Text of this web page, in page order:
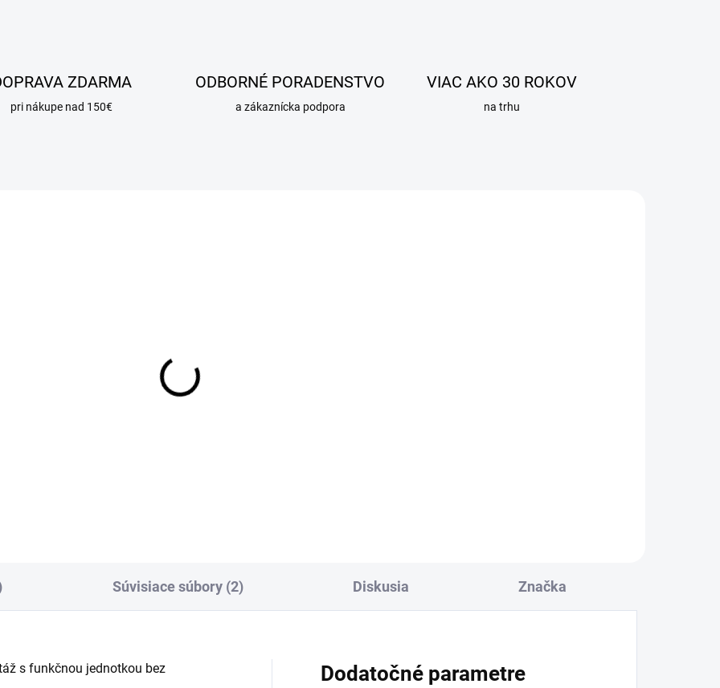
ZDARMA
pri nákupe nad 150€
ODBORNÉ PORADENSTVO
a zákaznícka podpora
VIAC AKO 30 ROKOV
na trhu
Súvisiace súbory (2) Diskusia Značka
s funkčnou jednotkou bez
Dodatočné parametre